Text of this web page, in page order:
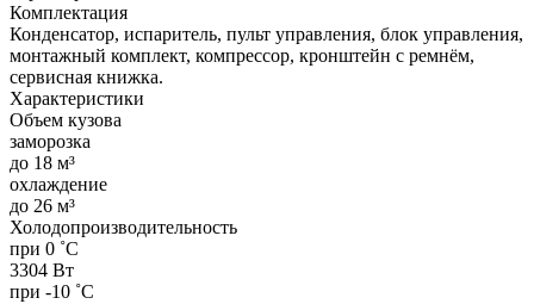
Комплектация
Конденсатор, испаритель, пульт управления, блок управления,
монтажный комплект, компрессор, кронштейн с ремнём,
сервисная книжка.
Характеристики
Объем кузова
заморозка
до 18 м³
охлаждение
до 26 м³
Холодопроизводительность
при 0 ˚С
3304 Вт
при -10 ˚С